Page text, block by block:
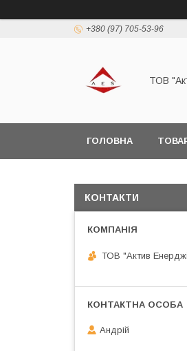
+380 (97) 705-53-96
ТОВ
ГОЛОВНА
КОНТАКТИ
ТОВ "Актив
Андрій